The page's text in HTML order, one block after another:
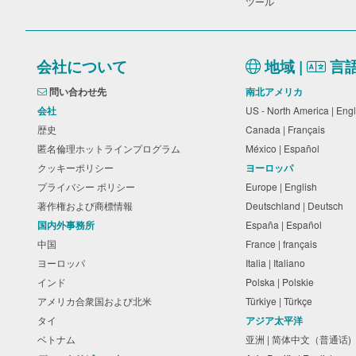
会社について
問い合わせ先
会社
歴史
匿名倫理ホットラインプログラム
クッキーポリシー
プライバシー ポリシー
著作権および商標情報
国内外事務所
中国
ヨーロッパ
インド
アメリカ合衆国および北米
タイ
ベトナム
地域 | 言
南北アメリカ
US - North America |
Canada | Français
México | Español
ヨーロッパ
Europe | English
Deutschland | Deutsch
España | Español
France | français
Italia | Italiano
Polska | Polskie
Türkiye | Türkçe
アジア太平洋
亚洲 | 简体中文（普通话)